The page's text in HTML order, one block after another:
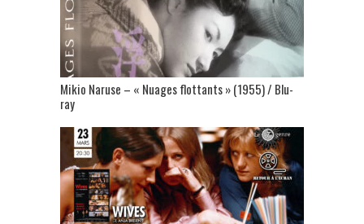
Mikio Naruse – « Nuages flottants » (1955) / Blu-
ray